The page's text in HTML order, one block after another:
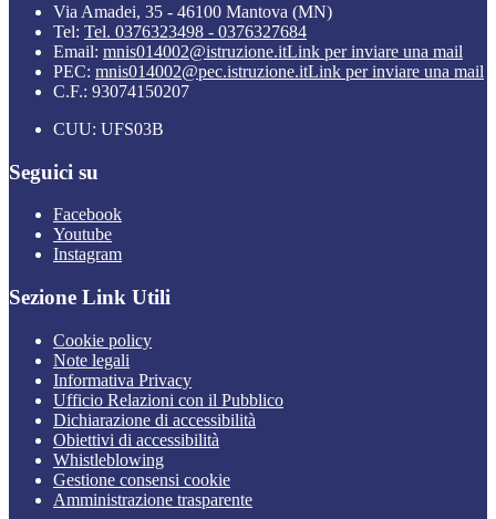
Via Amadei, 35 - 46100 Mantova (MN)
Tel: Tel. 0376323498 - 0376327684
Email: mnis014002@istruzione.itLink per inviare una mail
PEC: mnis014002@pec.istruzione.itLink per inviare una mail
C.F.: 93074150207
CUU: UFS03B
Seguici su
Facebook
Youtube
Instagram
Sezione Link Utili
Cookie policy
Note legali
Informativa Privacy
Ufficio Relazioni con il Pubblico
Dichiarazione di accessibilità
Obiettivi di accessibilità
Whistleblowing
Gestione consensi cookie
Amministrazione trasparente